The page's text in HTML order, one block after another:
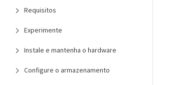
Requisitos
Experimente
Instale e mantenha o hardware
Configure o armazenamento